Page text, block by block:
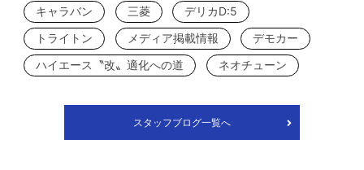
キャラバン
三菱
デリカD:5
トライトン
メディア掲載情報
デモカー
ハイエース〝改〟適化への道
ネオチューン
スタッフブログ一覧へ